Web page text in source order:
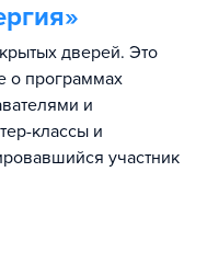
дверей. Это
о программах
и
классы и
участник